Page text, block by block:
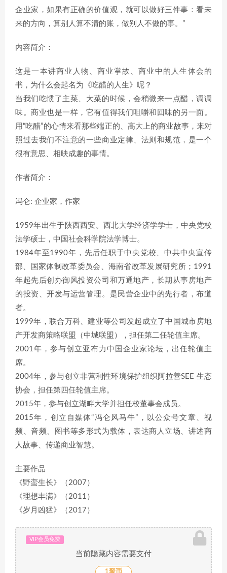
企业家，如果有正确的价值观，就可以做好三件事：看未
来的方向，算别人算不清的账，做别人不做的事。”
内容简介：
这是一本讲商业人物、商业掌故、商业中的人生体会的
书，为什么会起名为《吃醋的人生》呢？
当我们吃惯了主菜、大菜的时候，会稍微来一点醋，调调
味。商业也是一样，它有值得我们咀嚼和回味的另一面。
用“吃醋”的心情来看那些端正的、高大上的商业故事，来对
照过去我们不注意的一些商业定律、法则和规范，是一个
很有意思、相映成趣的事情。
作者简介：
冯仑: 企业家，作家
1959年出生于陕西西安。西北大学经济学学士，中央党校
法学硕士，中国社会科学院法学博士。
1984年至1990年，先后任职于中央党校、中共中央宣传
部、国家体制改革委员会、海南省改革发展研究所；1991
年起先后创办御风投资公司和万通地产，长期从事房地产
的投资、开发与运营管理。是民营企业中的先行者，布道
者。
1999年，联合万科、建业等公司发起成立了中国城市房地
产开发商策略联盟（中城联盟），担任第二任轮值主席。
2001年，参与创立亚布力中国企业家论坛，出任轮值主
席。
2004年，参与创立非营利性环境保护组织阿拉善SEE 生态
协会，担任第四任轮值主席。
2015年，参与创立湖畔大学并担任校董事会成员。
2015年，创立自媒体“冯仑风马牛”，以公众号文章、视
频、音频、图书等多形式为载体，表达商人立场、讲述商
人故事、传递商业智慧。
主要作品
《野蛮生长》（2007）
《理想丰满》（2011）
《岁月凶猛》（2017）
VIP会员免费
当前隐藏内容需要支付